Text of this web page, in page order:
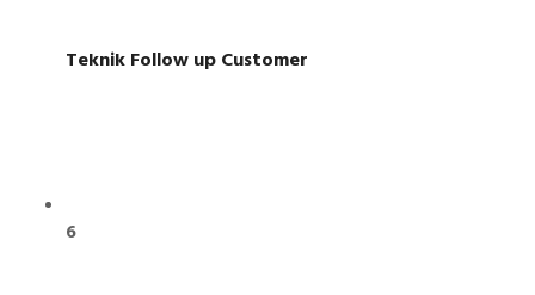
Teknik Follow up Customer
6